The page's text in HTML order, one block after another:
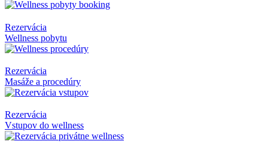
Rezervácia
Wellness pobytu
Rezervácia
Masáže a procedúry
Rezervácia
Vstupov do wellness